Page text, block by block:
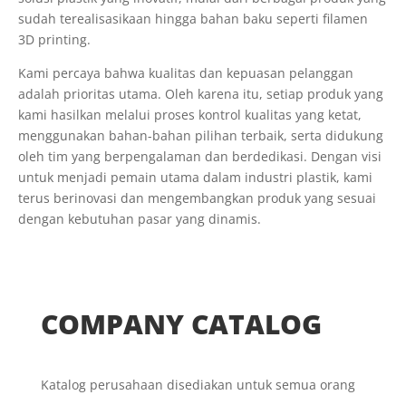
sudah terealisasikaan hingga bahan baku seperti filamen
3D printing.
Kami percaya bahwa kualitas dan kepuasan pelanggan
adalah prioritas utama. Oleh karena itu, setiap produk yang
kami hasilkan melalui proses kontrol kualitas yang ketat,
menggunakan bahan-bahan pilihan terbaik, serta didukung
oleh tim yang berpengalaman dan berdedikasi. Dengan visi
untuk menjadi pemain utama dalam industri plastik, kami
terus berinovasi dan mengembangkan produk yang sesuai
dengan kebutuhan pasar yang dinamis.
COMPANY CATALOG
Katalog perusahaan disediakan untuk semua orang